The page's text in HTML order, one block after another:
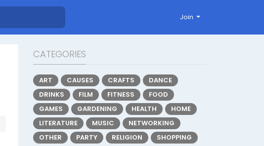
Join
CATEGORIES
ART CAUSES CRAFTS
DANCE
DRINKS
FILM FITNESS
FOOD
GAMES
GARDENING HEALTH
HOME
LITERATURE
MUSIC
NETWORKING
OTHER
PARTY RELIGION
SHOPPING